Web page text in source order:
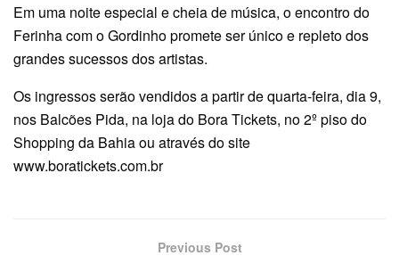
Em uma noite especial e cheia de música, o encontro do
Ferinha com o Gordinho promete ser único e repleto dos
grandes sucessos dos artistas.
Os ingressos serão vendidos a partir de quarta-feira, dia 9,
nos Balcões Pida, na loja do Bora Tickets, no 2º piso do
Shopping da Bahia ou através do site
www.boratickets.com.br
Previous Post